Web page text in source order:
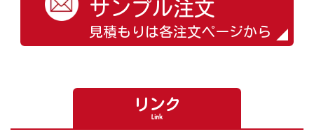
サンプル注文
見積もりは各注文ページから
リンク
Link